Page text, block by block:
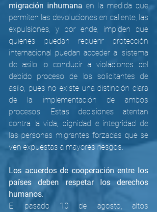
migración inhumana en la medida que
permiten las devoluciones en caliente, las
expulsiones, y por ende, impiden que
quienes puedan requerir protección
internacional puedan acceder al sistema
de asilo, o conducir a violaciones del
debido proceso de los solicitantes de
asilo, pues no existe una distinción clara
de la implementación de ambos
procesos. Estas decisiones atentan
contra la vida, dignidad e integridad de
las personas migrantes forzadas que se
ven expuestas a mayores riesgos.
Los acuerdos de cooperación entre los
países deben respetar los derechos
humanos.
El pasado 10 de agosto, altos